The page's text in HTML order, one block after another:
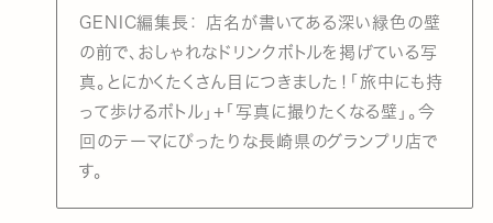
GENIC編集長： 店名が書いてある深い緑色の壁
の前で、おしゃれなドリンクボトルを掲げている写
真。とにかくたくさん目につきました！「旅中にも持
って歩けるボトル」+「写真に撮りたくなる壁」。今
回のテーマにぴったりな長崎県のグランプリ店で
す。